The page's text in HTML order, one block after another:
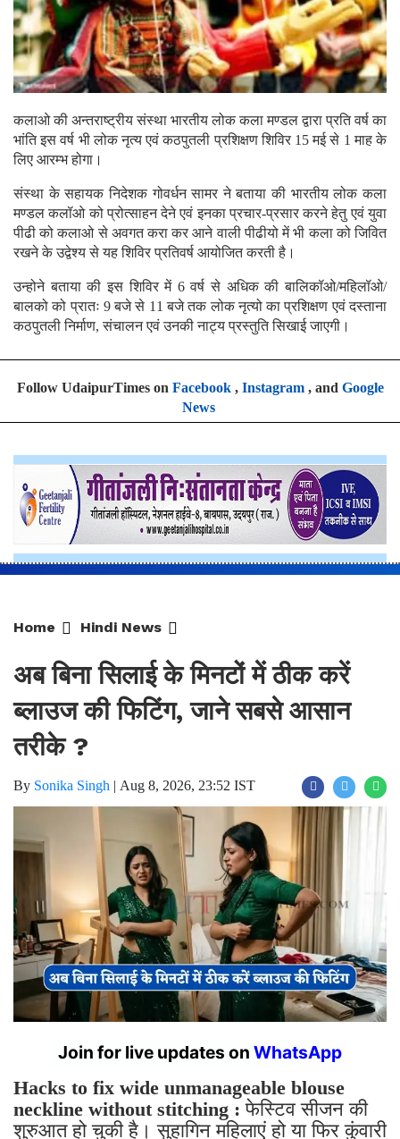
कलाओ की अन्तराष्ट्रीय संस्था भारतीय लोक कला मण्डल द्वारा प्रति वर्ष का
भांति इस वर्ष भी लोक नृत्य एवं कठपुतली प्रशिक्षण शिविर 15 मई से 1 माह के
लिए आरम्भ होगा।
संस्था के सहायक निदेशक गोवर्धन सामर ने बताया की भारतीय लोक कला
मण्डल कलॉओ को प्रोत्साहन देने एवं इनका प्रचार-प्रसार करने हेतु एवं युवा
पीढी को कलाओ से अवगत करा कर आने वाली पीढीयो में भी कला को जिवित
रखने के उद्वेश्य से यह शिविर प्रतिवर्ष आयोजित करती है।
उन्होने बताया की इस शिविर में 6 वर्ष से अधिक की बालिकॉओ/महिलॉओ/
बालको को प्रातः 9 बजे से 11 बजे तक लोक नृत्यो का प्रशिक्षण एवं दस्ताना
कठपुतली निर्माण, संचालन एवं उनकी नाट्य प्रस्तुति सिखाई जाएगी।
News
अब बिना सिलाई के मिनटों में ठीक करें
ब्लाउज की फिटिंग, जाने सबसे आसान
तरीके ?
Hacks to fix wide unmanageable blouse
neckline without stitching :फेस्टिव सीजन की
शुरुआत हो चुकी है। सुहागिन महिलाएं हो या फिर कुंवारी
लड़कियां किसी ना किसी मौके पर साड़ियां बड़े शौक से